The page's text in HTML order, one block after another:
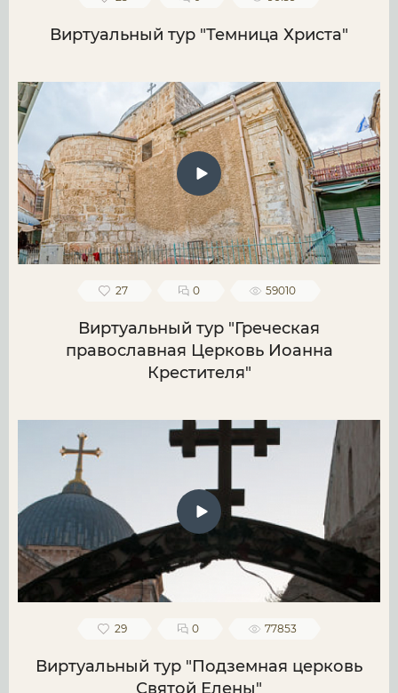
Виртуальный тур "Темница Христа"
27 0 59010
Виртуальный тур "Греческая
православная Церковь Иоанна
Крестителя"
29 0 77853
Виртуальный тур "Подземная церковь
Святой Елены"